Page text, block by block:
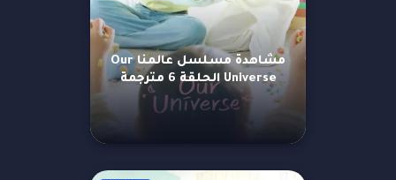
مشاهدة مسلسل عالمنا Our
Universe الحلقة 6 مترجمة